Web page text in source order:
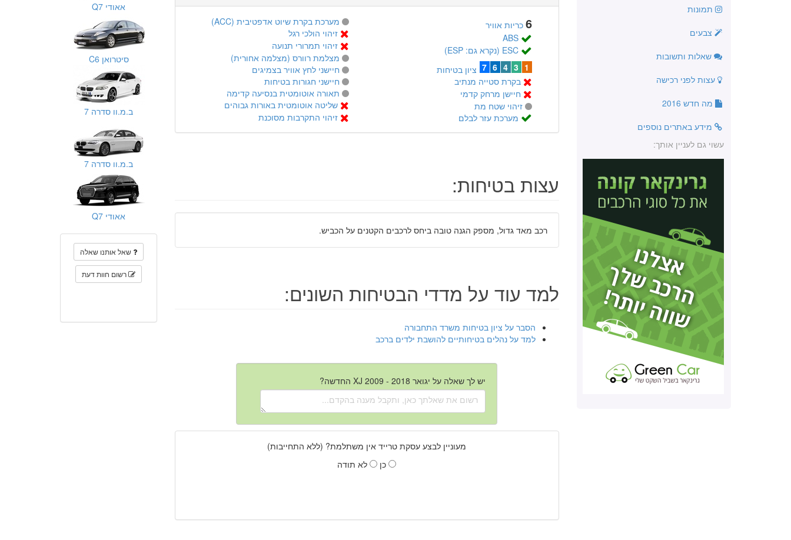
תמונות
צבעים
שאלות ותשובות
עצות לפני רכישה
מה חדש 2016
מידע באתרים נוספים
עשוי גם לעניין אותך:
6 כריות אוויר
ABS
ESC (נקרא גם: ESP)
1
3
4
6
7 ציון בטיחות
בקרת סטייה מנתיב
חיישן מרחק קדמי
זיהוי שטח מת
מערכת עזר לבלם
מערכת בקרת שיוט אדפטיבית (ACC)
זיהוי הולכי רגל
זיהוי תמרורי תנועה
מצלמת רוורס (מצלמה אחורית)
חיישני לחץ אוויר בצמיגים
חיישני חגורות בטיחות
תאורה אוטומטית בנסיעה קדימה
שליטה אוטומטית באורות גבוהים
זיהוי התקרבות מסוכנת
עצות בטיחות:
רכב מאד גדול, מספק הגנה טובה ביחס לרכבים הקטנים על הכביש.
למד עוד על מדדי הבטיחות השונים:
הסבר על ציון בטיחות משרד התחבורה
למד על נהלים בטיחותיים להושבת ילדים ברכב
יש לך שאלה על יגואר XJ 2009 - 2018 החדשה?
מעוניין לבצע עסקת טרייד אין משתלמת? (ללא התחייבות)
כן
לא תודה
אאודי Q7
סיטרואן C6
ב.מ.וו סדרה 7
ב.מ.וו סדרה 7
אאודי Q7
שאל אותנו שאלה
רשום חוות דעת